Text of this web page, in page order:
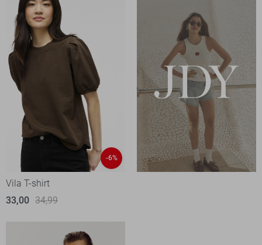
-6%
Vila T-shirt
33,00 34,99